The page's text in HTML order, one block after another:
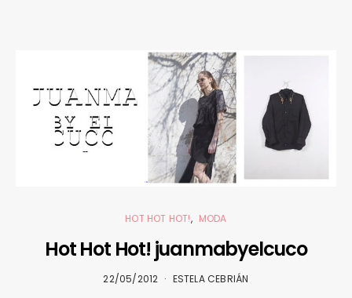
HOT HOT HOT! MODA
Hot Hot Hot! juanmabyelcuco
22/05/2012 ESTELA CEBRIÁN